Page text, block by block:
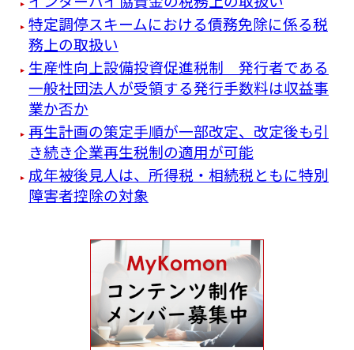
特定調停スキームにおける債務免除に係る税
務上の取扱い
生産性向上設備投資促進税制 発行者である
一般社団法人が受領する発行手数料は収益事
業か否か
再生計画の策定手順が一部改定、改定後も引
き続き企業再生税制の適用が可能
成年被後見人は、所得税・相続税ともに特別
障害者控除の対象